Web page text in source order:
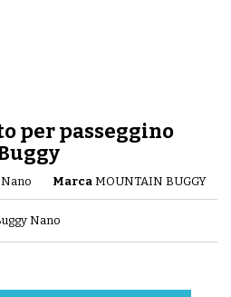
per passeggino
Marca MOUNTAIN BUGGY
Nano